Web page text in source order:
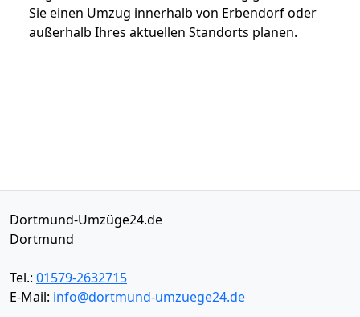
Sie einen Umzug innerhalb von Erbendorf oder
außerhalb Ihres aktuellen Standorts planen.
Dortmund-Umzüge24.de
Dortmund
Tel.: 01579-2632715
E-Mail: info@dortmund-umzuege24.de